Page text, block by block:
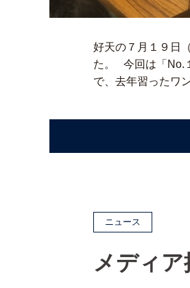
好天の７月１９日
た。 今回は「No.
で、去年習ったワ
ニュース
メディア